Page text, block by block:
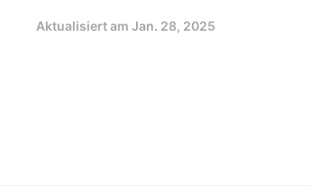
Aktualisiert am Jan. 28, 2025